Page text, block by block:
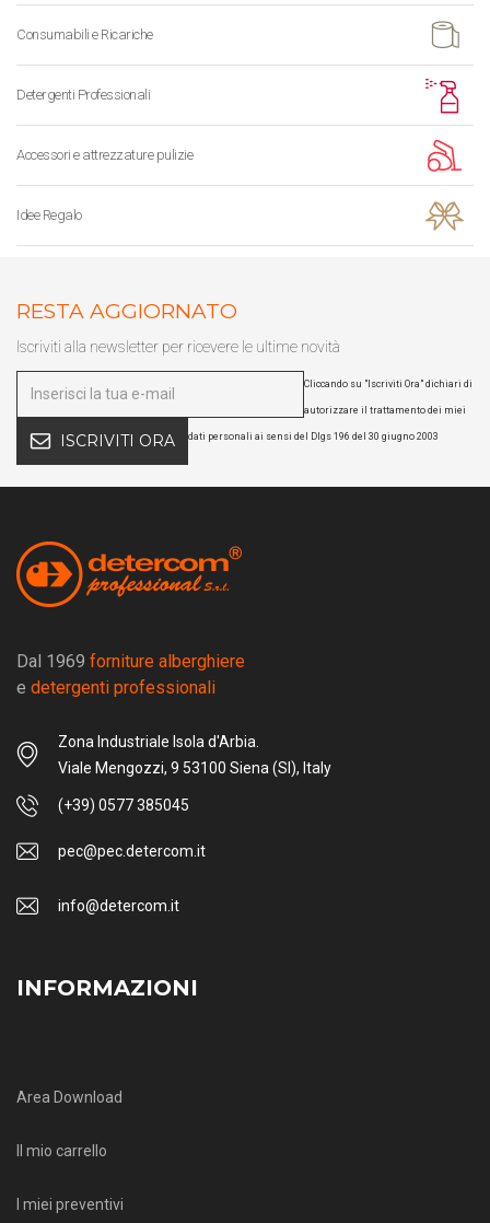
Consumabili e Ricariche
Detergenti Professionali
Accessori e attrezzature pulizie
Idee Regalo
RESTA AGGIORNATO
Iscriviti alla newsletter per ricevere le ultime novità
ISCRIVITI ORA
Cliccando su "Iscriviti Ora" dichiari di
autorizzare il trattamento dei miei
dati personali ai sensi del Dlgs 196 del 30 giugno 2003
Dal 1969 forniture alberghiere
e detergenti professionali
Zona Industriale Isola d'Arbia.
Viale Mengozzi, 9 53100 Siena (SI), Italy
(+39) 0577 385045
pec@pec.detercom.it
info@detercom.it
INFORMAZIONI
Area Download
Il mio carrello
I miei preventivi